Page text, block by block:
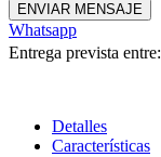
ENVIAR MENSAJE
Whatsapp
Entrega prevista entre:
Detalles
Características